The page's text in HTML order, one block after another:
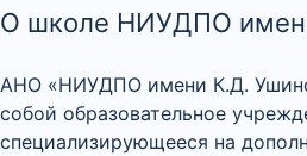
О школе НИУДПО
АНО «НИУДПО имени К.Д.
собой образовательное
специализирующееся на